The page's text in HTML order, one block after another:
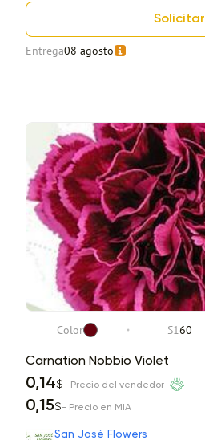
Solicitar
Entrega08 agosto
Color S160
Carnation Nobbio Violet
0,14$- Precio del vendedor
0,15$- Precio en MIA
San José Flowers